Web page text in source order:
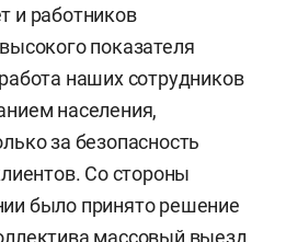
и работников
показателя
наших сотрудников
населения,
за безопасность
Со стороны
было принято решение
массовый выезд